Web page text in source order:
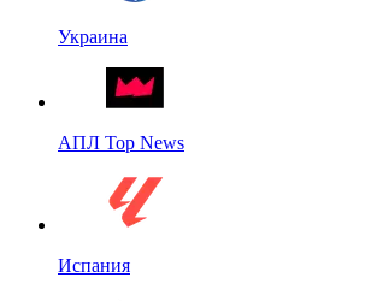
Украина
АПЛ Top News
Испания